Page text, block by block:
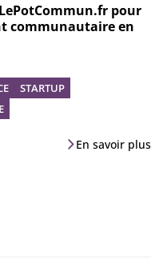
pour
communautaire en
STARTUP
En savoir plus